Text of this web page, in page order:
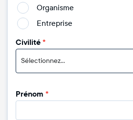
Organisme
Entreprise
Civilité*
Sélectionnez...
Prénom *